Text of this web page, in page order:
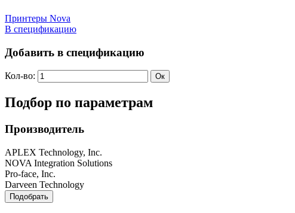
Принтеры Nova
В спецификацию
Добавить в спецификацию
Кол-во:
Подбор по параметрам
Производитель
APLEX Technology, Inc.
NOVA Integration Solutions
Pro-face, Inc.
Darveen Technology